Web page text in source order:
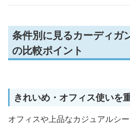
条件別に見るカーディガ
の比較ポイント
きれいめ・オフィス使いを
オフィスや上品なカジュアルシ